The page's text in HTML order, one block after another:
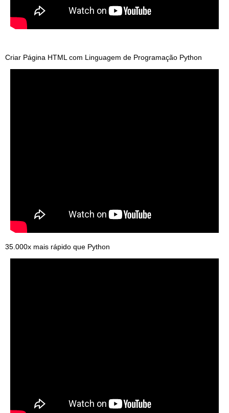
Criar Página HTML com Linguagem de Programação Python
35.000x mais rápido que Python